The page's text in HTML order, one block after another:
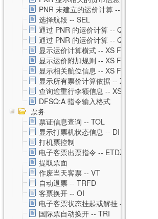
PNR 未建立的运价计算 -- XS FSP
选择航段 -- SEL
通过 PNR 的运价计算 -- QTE
通过 PNR 的运价计算 -- QTE 私有运价
显示运价计算横式 -- XS FSQ
显示运价附加规则 -- XS FSG
显示相关航位信息 -- XS FSS
显示所有票价计算依据 -- XS FSU
查询逾重行李额信息 -- XS FSB
DFSQ:A 指令输入格式
票务
票证信息查询 -- TOL
显示打票机状态信息 -- DI
打机票控制
电子客票出票指令 -- ETDZ
提取票面
作废当天客票 -- VT
自动退票 -- TRFD
客票换开 -- OI
电子客票状态挂起或解挂 -- TSS
国际票自动换开 -- TRI